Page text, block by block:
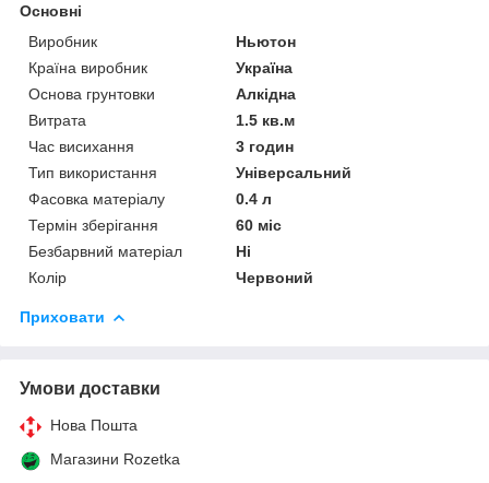
Основні
Виробник
Ньютон
Країна виробник
Україна
Основа грунтовки
Алкідна
Витрата
1.5 кв.м
Час висихання
3 годин
Тип використання
Універсальний
Фасовка матеріалу
0.4 л
Термін зберігання
60 міс
Безбарвний матеріал
Ні
Колір
Червоний
Приховати
Умови доставки
Нова Пошта
Магазини Rozetka